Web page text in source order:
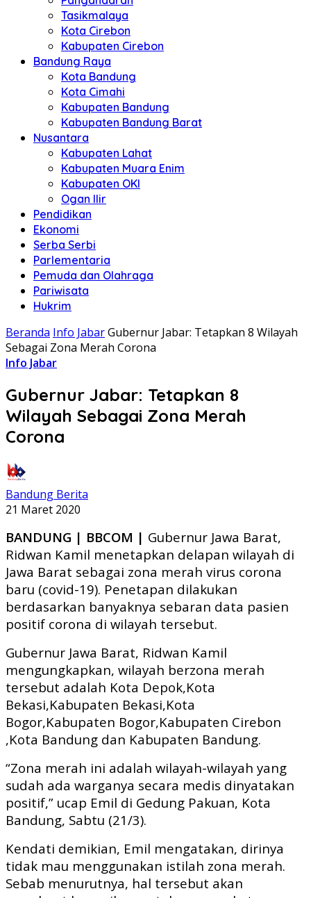
Tasikmalaya
Kota Cirebon
Kabupaten Cirebon
Bandung Raya
Kota Bandung
Kota Cimahi
Kabupaten Bandung
Kabupaten Bandung Barat
Nusantara
Kabupaten Lahat
Kabupaten Muara Enim
Kabupaten OKI
Ogan Ilir
Pendidikan
Ekonomi
Serba Serbi
Parlementaria
Pemuda dan Olahraga
Pariwisata
Hukrim
Beranda Info JabarGubernur Jabar: Tetapkan 8 Wilayah
Sebagai Zona Merah Corona
Info Jabar
Gubernur Jabar: Tetapkan 8
Wilayah Sebagai Zona Merah
Corona
Bandung Berita
21 Maret 2020
BANDUNG | BBCOM | Gubernur Jawa Barat,
Ridwan Kamil menetapkan delapan wilayah di
Jawa Barat sebagai zona merah virus corona
baru (covid-19). Penetapan dilakukan
berdasarkan banyaknya sebaran data pasien
positif corona di wilayah tersebut.
Gubernur Jawa Barat, Ridwan Kamil
mengungkapkan, wilayah berzona merah
tersebut adalah Kota Depok,Kota
Bekasi,Kabupaten Bekasi,Kota
Bogor,Kabupaten Bogor,Kabupaten Cirebon
,Kota Bandung dan Kabupaten Bandung.
“Zona merah ini adalah wilayah-wilayah yang
sudah ada warganya secara medis dinyatakan
positif,” ucap Emil di Gedung Pakuan, Kota
Bandung, Sabtu (21/3).
Kendati demikian, Emil mengatakan, dirinya
tidak mau menggunakan istilah zona merah.
Sebab menurutnya, hal tersebut akan